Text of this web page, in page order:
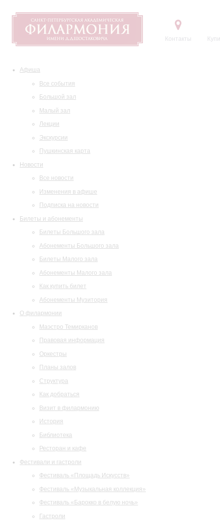
Контакты
Афиша
Все события
Большой зал
Малый зал
Лекции
Экскурсии
Пушкинская карта
Новости
Все новости
Изменения в афише
Подписка на новости
Билеты и абонементы
Билеты Большого зала
Абонементы Большого зала
Билеты Малого зала
Абонементы Малого зала
Как купить билет
Абонементы Музитория
О филармонии
Маэстро Темирканов
Правовая информация
Оркестры
Планы залов
Структура
Как добраться
Визит в филармонию
История
Библиотека
Ресторан и кафе
Фестивали и гастроли
Фестиваль «Площадь Искусств»
Фестиваль «Музыкальная коллекция»
Фестиваль «Барокко в белую ночь»
Гастроли